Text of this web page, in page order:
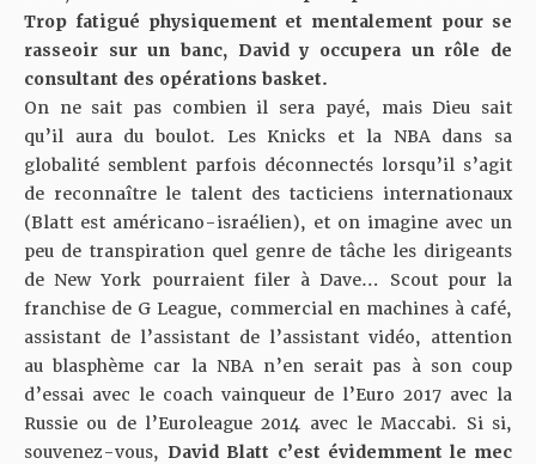
Trop fatigué physiquement et mentalement pour se
rasseoir sur un banc, David y occupera un rôle de
consultant des opérations basket.
On ne sait pas combien il sera payé, mais Dieu sait
qu’il aura du boulot. Les Knicks et la NBA dans sa
globalité semblent parfois déconnectés lorsqu’il s’agit
de reconnaître le talent des tacticiens internationaux
(Blatt est américano-israélien), et on imagine avec un
peu de transpiration quel genre de tâche les dirigeants
de New York pourraient filer à Dave… Scout pour la
franchise de G League, commercial en machines à café,
assistant de l’assistant de l’assistant vidéo, attention
au blasphème car la NBA n’en serait pas à son coup
d’essai avec le coach vainqueur de l’Euro 2017 avec la
Russie ou de l’Euroleague 2014 avec le Maccabi. Si si,
souvenez-vous, David Blatt c’est évidemment le mec